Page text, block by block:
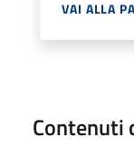
VAI ALLA
Contenuti